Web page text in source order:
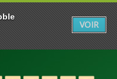
VOIR